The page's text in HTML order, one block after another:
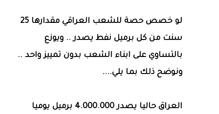
لو خصص حصة للشعب العراقي مقدارها 25
سنت من كل برميل نفط يصدر .. ويوزع
بالتساوي على ابناء الشعب بدون تمييز واحد ..
ونوضح ذلك بما يلي....
العراق حاليا يصدر 4.000.000 برميل يوميا